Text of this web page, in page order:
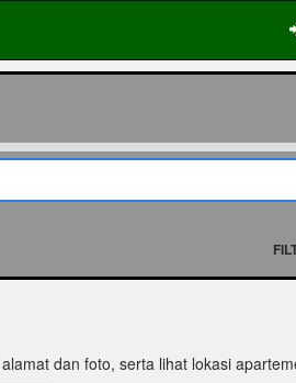
dan foto, serta lihat lokasi